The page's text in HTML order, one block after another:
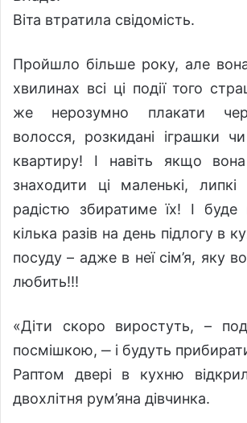
Віта втратила свідомість.
Пройшло більше року, але
хвилинах всі ці події того
же нерозумно плакати
волосся, розкидані іграшки
квартиру! І навіть якщо
знаходити ці маленькі, липкі
радістю збиратиме їх! І буде
кілька разів на день підлогу в
посуду – адже в неї сім’я, яку
любить!!!
«Діти скоро виростуть, –
посмішкою, ‒ і будуть
Раптом двері в кухню
двохлітня рум’яна дівчинка.